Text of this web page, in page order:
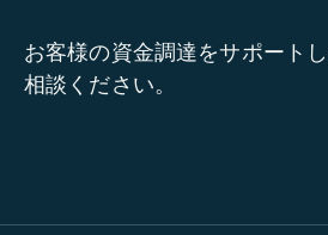
お客様の資金調達をサポート
相談ください。